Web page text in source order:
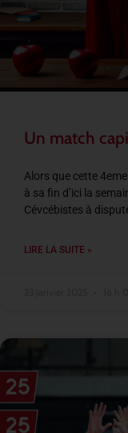
Un match
Alors que cette
à sa fin d’ici la
Cévcébistes à
LIRE LA SUITE »